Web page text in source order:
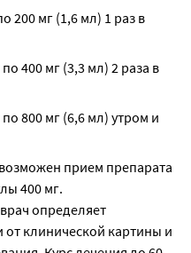
200 мг (1,6 мл) 1 раз в
400 мг (3,3 мл) 2 раза в
800 мг (6,6 мл) утром и
прием препарата
400 мг.
определяет
от клинической картины и